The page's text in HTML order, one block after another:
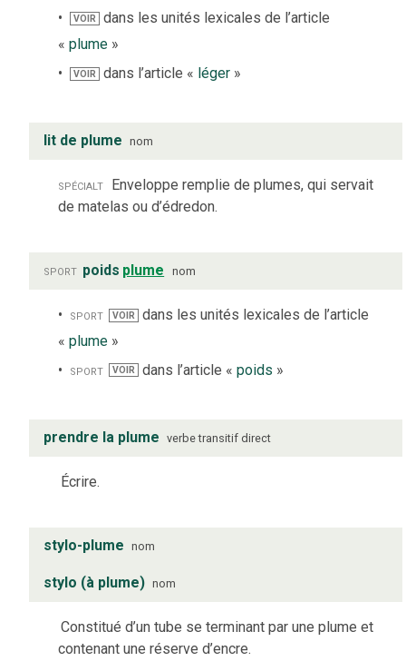
VOIR
dans les unités lexicales de l’article
« plume »
VOIR dans l’article « léger »
lit de plume nom
spécialt Enveloppe remplie de plumes, qui servait
de matelas ou d’édredon.
sport poids plume nom
sport VOIR dans les unités lexicales de l’article
« plume »
sport
VOIR dans l’article « poids »
prendre la plume verbe transitif direct
Écrire.
stylo-plume nom
stylo (à plume) nom
Constitué d’un tube se terminant par une plume et
contenant une réserve d’encre.